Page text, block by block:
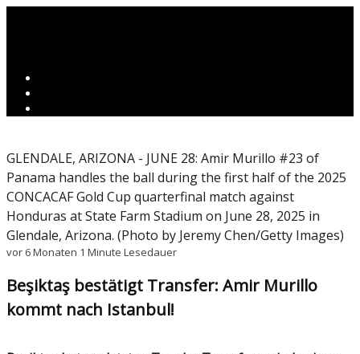
GLENDALE, ARIZONA - JUNE 28: Amir Murillo #23 of
Panama handles the ball during the first half of the 2025
CONCACAF Gold Cup quarterfinal match against
Honduras at State Farm Stadium on June 28, 2025 in
Glendale, Arizona. (Photo by Jeremy Chen/Getty Images)
vor 6 Monaten 1 Minute Lesedauer
Beşiktaş bestätigt Transfer: Amir Murillo
kommt nach Istanbul!